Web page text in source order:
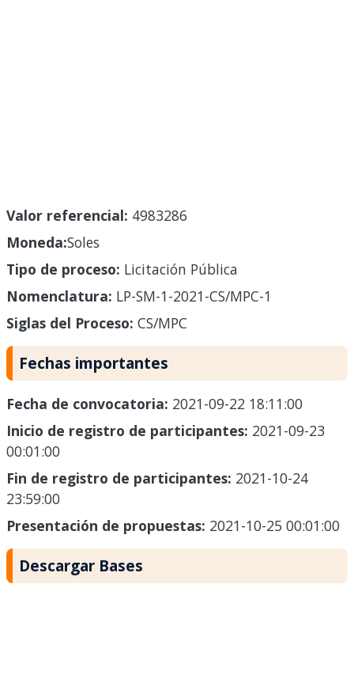
Valor referencial: 4983286
Moneda:Soles
Tipo de proceso: Licitación Pública
Nomenclatura: LP-SM-1-2021-CS/MPC-1
Siglas del Proceso: CS/MPC
Fechas importantes
Fecha de convocatoria: 2021-09-22 18:11:00
Inicio de registro de participantes: 2021-09-23
00:01:00
Fin de registro de participantes: 2021-10-24
23:59:00
Presentación de propuestas: 2021-10-25 00:01:00
Descargar Bases